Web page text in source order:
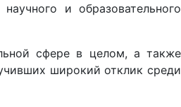
и образовательного
сфере в целом, а также
широкий отклик среди